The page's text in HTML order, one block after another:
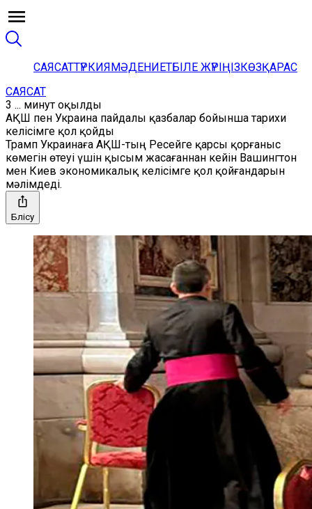
САЯСАТТҮРКИЯМӘДЕНИЕТБІЛЕ ЖҮРІҢІЗКӨЗҚАРАС
САЯСАТ
3 ... минут оқылды
АҚШ пен Украина пайдалы қазбалар бойынша тарихи
келісімге қол қойды
Трамп Украинаға АҚШ-тың Ресейге қарсы қорғаныс
көмегін өтеуі үшін қысым жасағаннан кейін Вашингтон
мен Киев экономикалық келісімге қол қойғандарын
мәлімдеді.
Бөлісу